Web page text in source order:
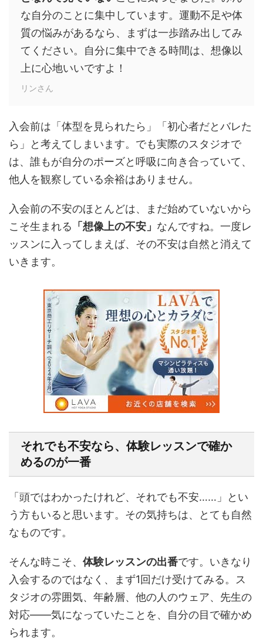
な自分のことに集中しています。運動不足や体
質の悩みがあるなら、まずは一歩踏み出してみ
てください。自分に集中できる時間は、想像以
上に心地いいですよ！
リンさん
入会前は「体型を見られたら」「初心者だとバレた
ら」と考えてしまいます。でも実際のスタジオで
は、誰もが自分のポーズと呼吸に向き合っていて、
他人を観察している余裕はありません。
入会前の不安のほとんどは、まだ始めていないから
こそ生まれる 「想像上の不安」 なんですね。一度レ
ッスンに入ってしまえば、その不安は自然と消えて
いきます。
それでも不安なら、体験レッスンで確か
めるのが一番
「頭ではわかったけれど、それでも不安……」とい
う方もいると思います。その気持ちは、とても自然
なものです。
そんな時こそ、 体験レッスンの出番です。いきなり
入会するのではなく、まず1回だけ受けてみる。ス
タジオの雰囲気、年齢層、他の人のウェア、先生の
対応——気になっていたことを、自分の目で確かめ
られます。